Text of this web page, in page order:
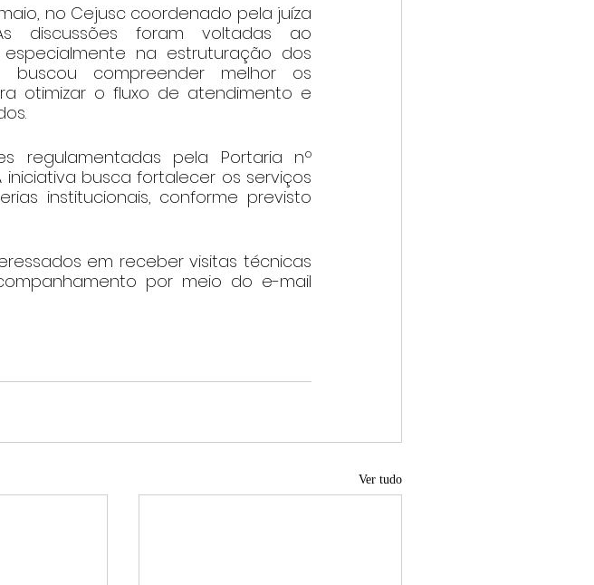
no Cejusc coordenado pela juíza
discussões foram voltadas ao
na estruturação dos
buscou compreender melhor os
otimizar o fluxo de atendimento e
regulamentadas pela Portaria nº
iniciativa busca fortalecer os serviços
institucionais, conforme previsto
em receber visitas técnicas
por meio do e-mail
Ver tudo